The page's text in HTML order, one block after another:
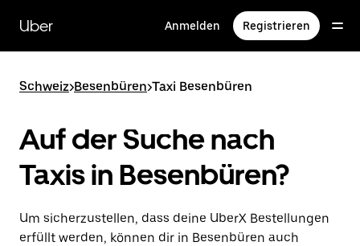
zum
Hauptinhalt
Uber Anmelden Registrieren
Schweiz>Besenbüren>Taxi Besenbüren
Auf der Suche nach
Taxis in Besenbüren?
Um sicherzustellen, dass deine UberX Bestellungen
erfüllt werden, können dir in Besenbüren auch